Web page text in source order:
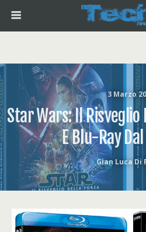
3 Marzo
Star Wars: Il Risveglio
E Blu-Ray
Gian Luca Di